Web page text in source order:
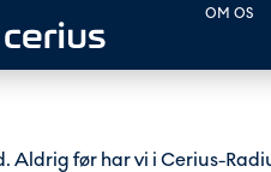
OM OS
Aldrig før har vi i Cerius-